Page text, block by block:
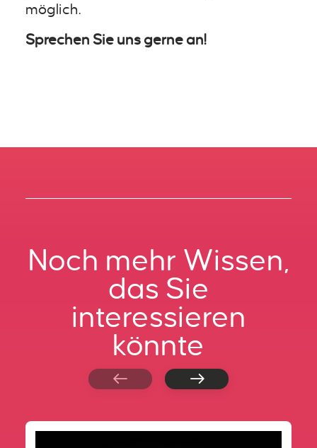
möglich.
Sprechen Sie uns gerne an!
Noch mehr Wissen,
das Sie
interessieren
könnte